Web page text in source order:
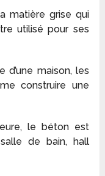
matière grise qui
utilisé pour ses
d’une maison, les
construire une
le béton est
de bain, hall